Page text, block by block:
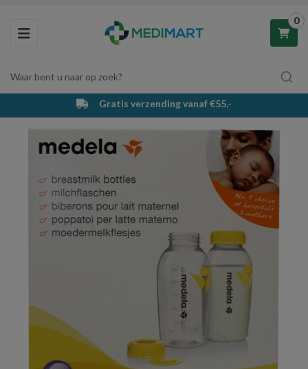
Toggle navigation
Waar bent u naar op zoek?
0
Winkelwagen
Uw winkelwagen is leeg.
Vul hem met producten.
Gratis verzending vanaf €55,-